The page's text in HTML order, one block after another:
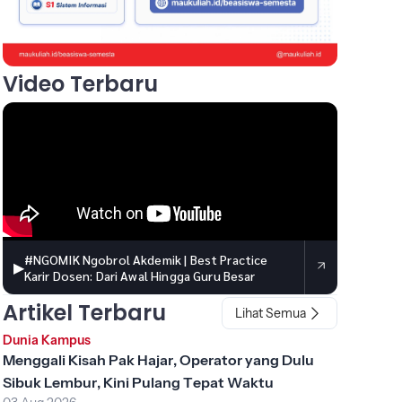
Video Terbaru
▶#NGOMIK Ngobrol Akdemik | Best Practice
Karir Dosen: Dari Awal Hingga Guru Besar
Artikel Terbaru
Lihat Semua
Dunia Kampus
Menggali Kisah Pak Hajar, Operator yang Dulu
Sibuk Lembur, Kini Pulang Tepat Waktu